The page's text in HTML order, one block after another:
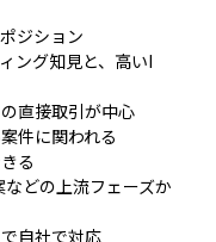
ジション
ング知見と、高いI
直接取引が中心
件に関われる
る
どの上流フェーズか
自社で対応